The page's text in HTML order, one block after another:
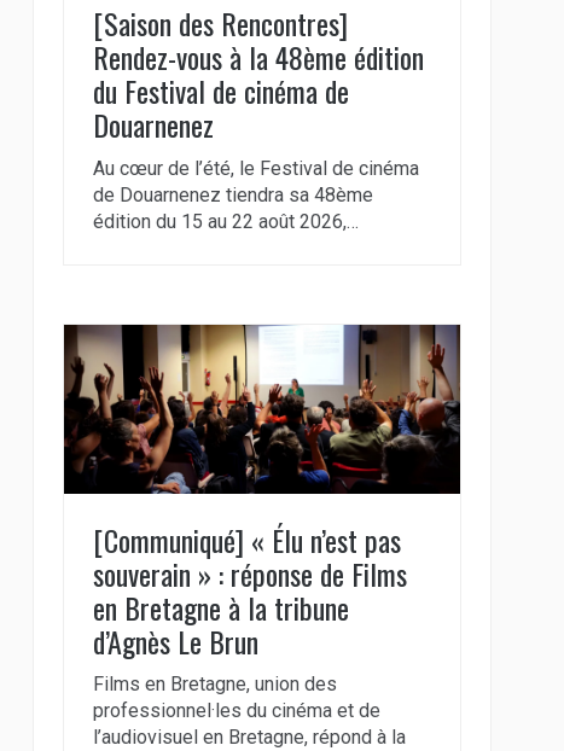
[Saison des Rencontres]
Rendez-vous à la 48ème édition
du Festival de cinéma de
Douarnenez
Au cœur de l’été, le Festival de cinéma
de Douarnenez tiendra sa 48ème
édition du 15 au 22 août 2026,…
[Communiqué] « Élu n’est pas
souverain » : réponse de Films
en Bretagne à la tribune
d’Agnès Le Brun
Films en Bretagne, union des
professionnel·les du cinéma et de
l’audiovisuel en Bretagne, répond à la